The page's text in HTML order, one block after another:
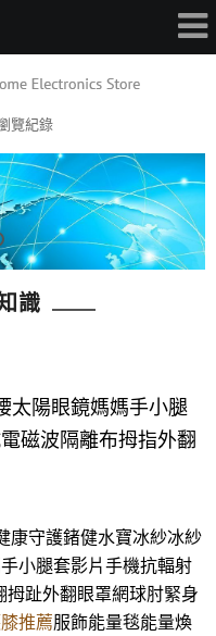
覽紀錄
識
太陽眼鏡媽媽手小腿
磁波隔離布拇指外翻
康守護鍺健水寶冰紗冰紗
小腿套影片手機抗輻射
趾外翻眼罩網球肘緊身
推薦服飾能量毯能量煥